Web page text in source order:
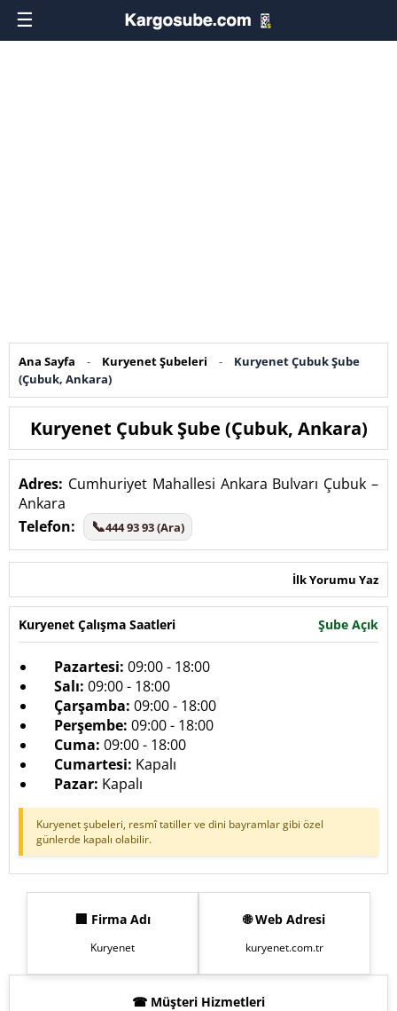
☰
Ana Sayfa - Kuryenet Şubeleri -
Kuryenet Çubuk Şube
(Çubuk, Ankara)
Kuryenet Çubuk Şube (Çubuk, Ankara)
Adres: Cumhuriyet Mahallesi Ankara Bulvarı Çubuk –
Ankara
Telefon:
📞444 93 93 (Ara)
İlk Yorumu Yaz
Kuryenet Çalışma Saatleri Şube Açık
Pazartesi: 09:00 - 18:00
Salı: 09:00 - 18:00
Çarşamba: 09:00 - 18:00
Perşembe: 09:00 - 18:00
Cuma: 09:00 - 18:00
Cumartesi: Kapalı
Pazar: Kapalı
Kuryenet şubeleri, resmî tatiller ve dini bayramlar gibi özel
günlerde kapalı olabilir.
🏢 Firma Adı
Kuryenet
🌐 Web Adresi
kuryenet.com.tr
☎ Müşteri Hizmetleri